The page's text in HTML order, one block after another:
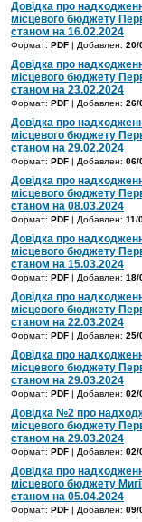
Довідка про
місцевого бюджету
станом на 16.02.2024
Формат: PDF | Добавлен: 20/
Довідка про
місцевого бюджету
станом на 23.02.2024
Формат: PDF | Добавлен: 26/
Довідка про
місцевого бюджету
станом на 29.02.2024
Формат: PDF | Добавлен: 06/
Довідка про
місцевого бюджету
станом на 08.03.2024
Формат: PDF | Добавлен: 11/
Довідка про
місцевого бюджету
станом на 15.03.2024
Формат: PDF | Добавлен: 18/
Довідка про
місцевого бюджету
станом на 22.03.2024
Формат: PDF | Добавлен: 25/
Довідка про
місцевого бюджету
станом на 29.03.2024
Формат: PDF | Добавлен: 02/
Довідка №2 про
місцевого бюджету
станом на 29.03.2024
Формат: PDF | Добавлен: 02/
Довідка про
місцевого бюджету
станом на 05.04.2024
Формат: PDF | Добавлен: 09/